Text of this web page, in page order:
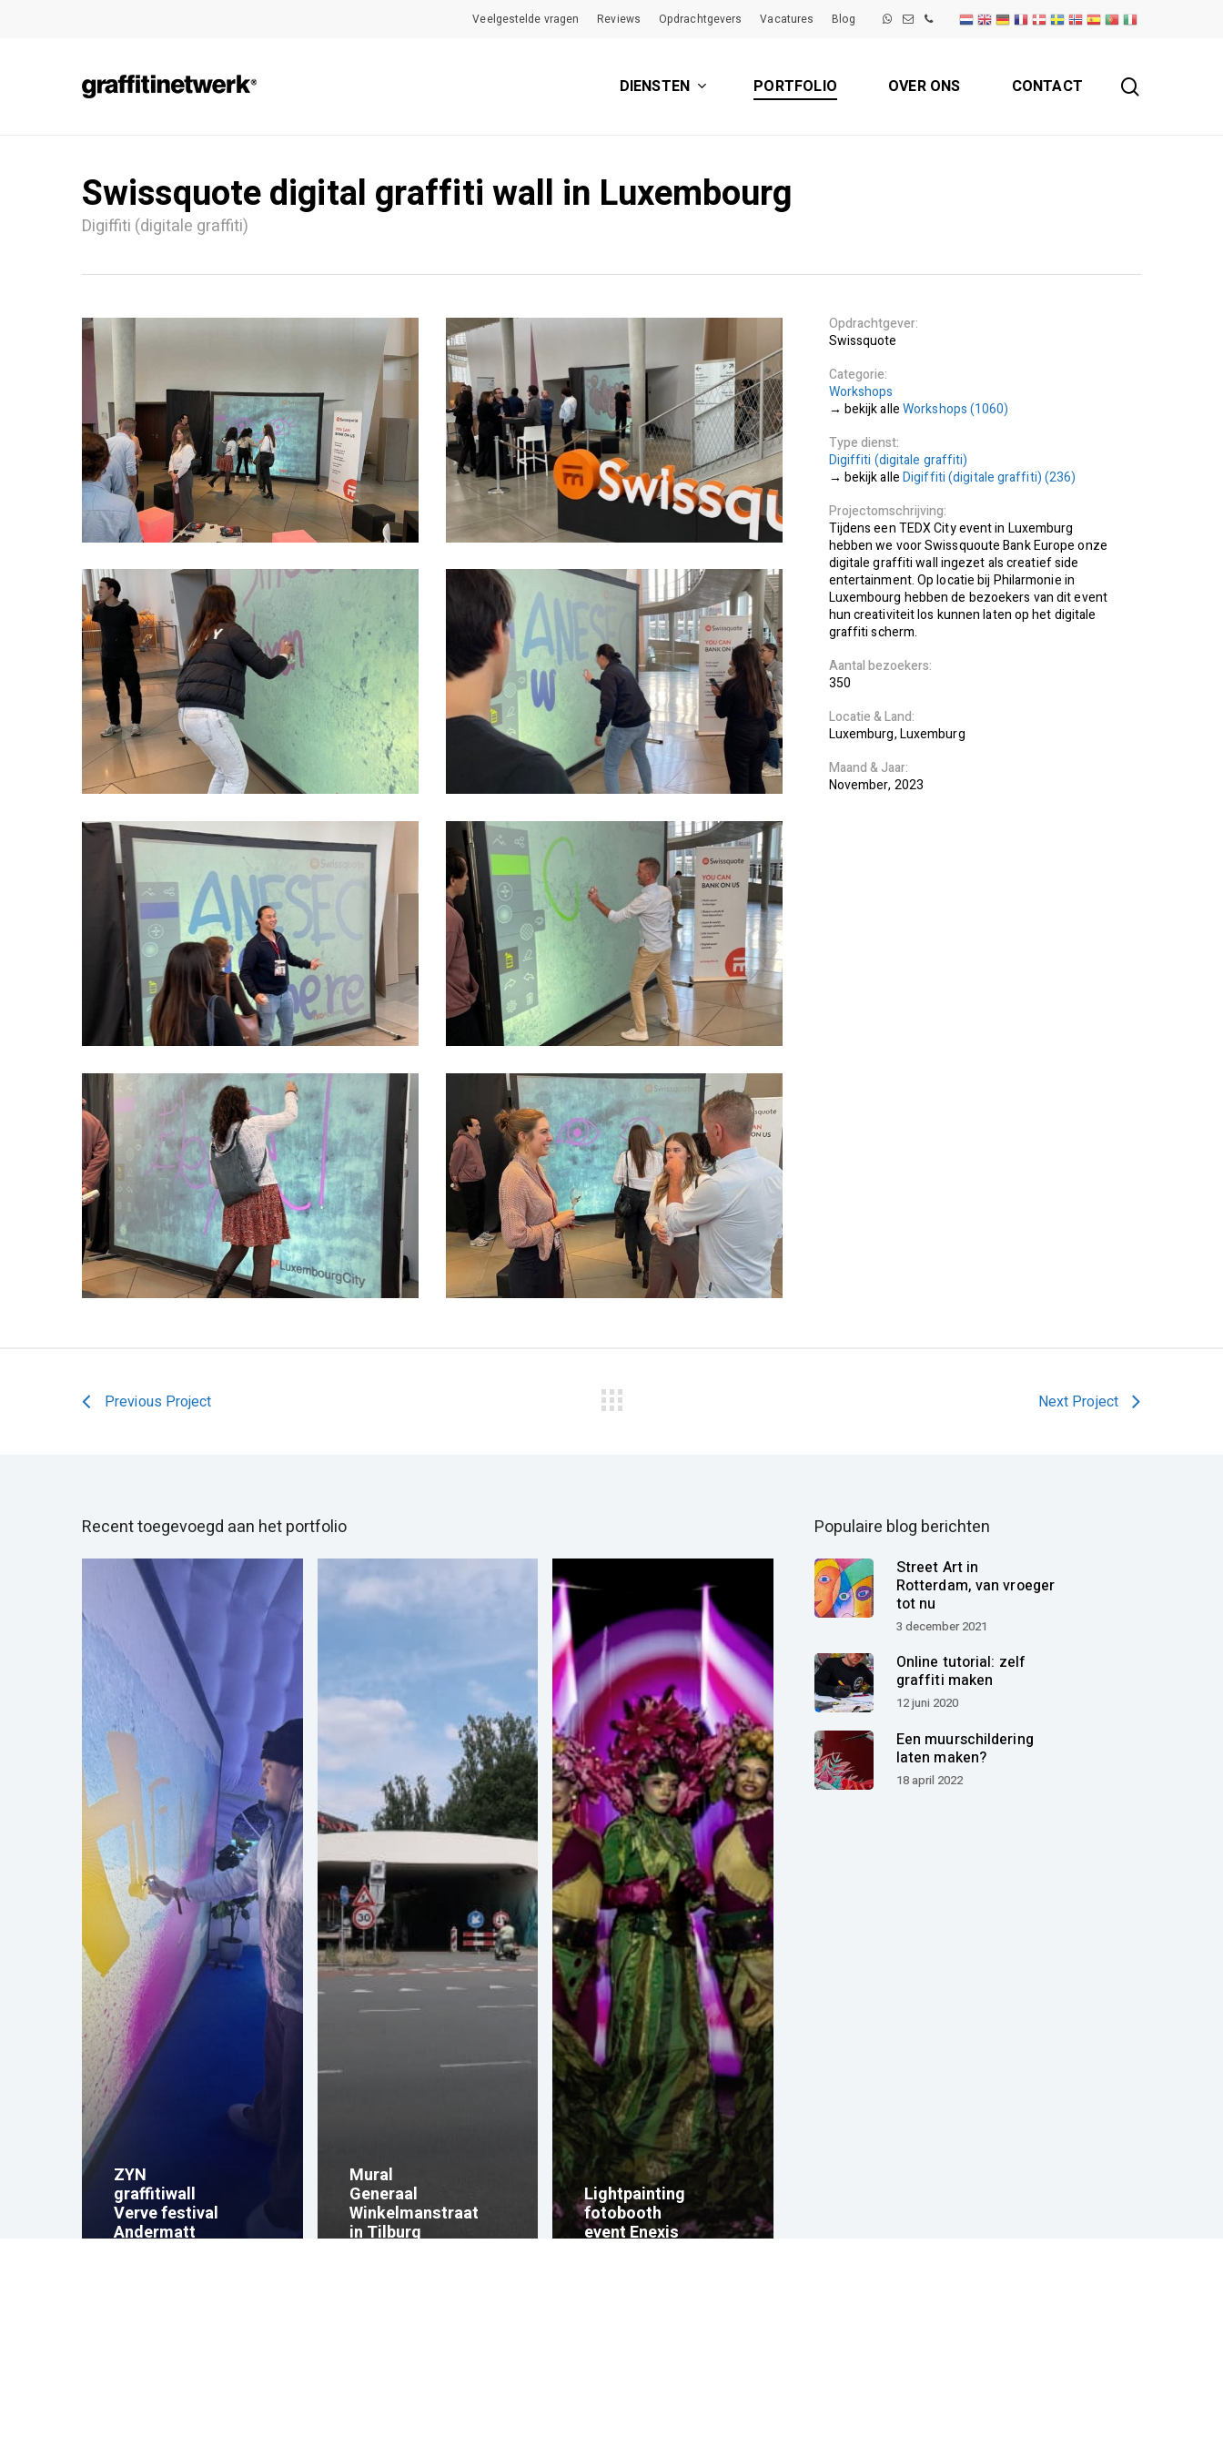
Veelgestelde vragen Reviews Opdrachtgevers Vacatures Blog
Hit enter to search or ESC to close
DIENSTEN PORTFOLIO OVER ONS CONTACT
Swissquote digital graffiti wall in Luxembourg
Digiffiti (digitale graffiti)
Opdrachtgever
Swissquote
Categorie
Workshops
Workshops (1060)
Type dienst
Digiffiti (digitale graffiti)
Digiffiti (digitale graffiti) (236)
Projectomschrijving
Tijdens een TEDX City event in Luxemburg
hebben we voor Swissquoute Bank Europe onze
digitale graffiti wall ingezet als creatief side
entertainment. Op locatie bij Philarmonie in
Luxembourg hebben de bezoekers van dit event
hun creativiteit los kunnen laten op het digitale
graffiti scherm.
Aantal bezoekers
350
Locatie
Land
Luxemburg Luxemburg
Maand
Jaar
November 2023
Previous Project Next Project
Recent toegevoegd aan het portfolio
ZYN
graffitiwall
Verve festival
Andermatt
Mural
Generaal
Winkelmanstraat
in Tilburg
Lightpainting
fotobooth
event Enexis
Populaire blog berichten
Street Art in
Rotterdam, van vroeger
tot nu
3 december 2021
Online tutorial: zelf
graffiti maken
12 juni 2020
Een muurschildering
laten maken?
18 april 2022